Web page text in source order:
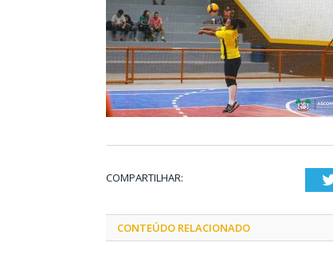
COMPARTILHAR:
CONTEÚDO RELACIONADO